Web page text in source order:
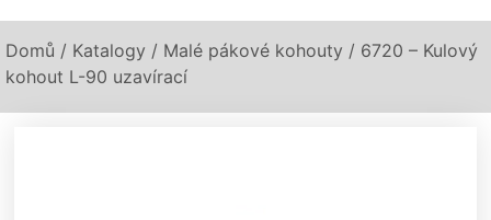
Domů / Katalogy / Malé pákové kohouty / 6720 – Kulový
kohout L-90 uzavírací